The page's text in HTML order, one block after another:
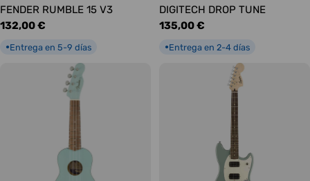
FENDER RUMBLE 15 V3
Precio
132,00 €
●Entrega en 5-9 días
DIGITECH DROP TUNE
Precio
135,00 €
●Entrega en 2-4 días